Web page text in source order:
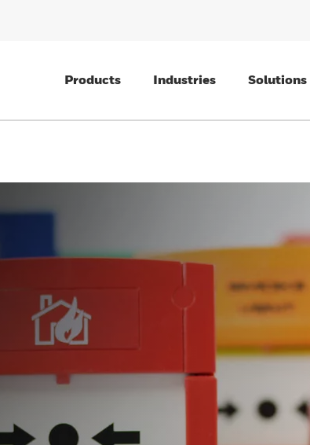
Products Industries Solutions